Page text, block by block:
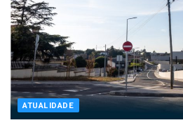
ATUALIDADE